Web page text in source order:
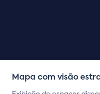
Mapa com visão